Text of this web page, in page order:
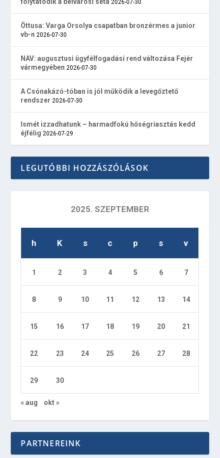
2026-07-30
Öttusa: Varga Orsolya csapatban bronzérmes a junior
vb-n 2026-07-30
NAV: augusztusi ügyfélfogadási rend változása Fejér
vármegyében 2026-07-30
A Csónakázó-tóban is jól működik a levegőztető
rendszer 2026-07-30
Ismét izzadhatunk – harmadfokú hőségriasztás kedd
éjfélig 2026-07-29
LEGUTÓBBI HOZZÁSZÓLÁSOK
2025. SZEPTEMBER
h K s c p s v
1 2 3 4 5 6 7
8 9 10 11 12 13 14
15 16 17 18 19 20 21
22 23 24 25 26 27 28
29 30
« aug okt »
PARTNEREINK